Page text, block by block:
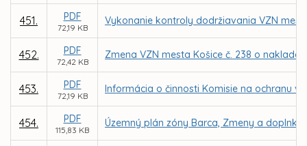
451. PDF
72,19 KB
Vykonanie kontroly dodržiavania VZN
452. PDF
72,42 KB
Zmena VZN mesta Košice č. 238 o
453. PDF
72,19 KB
Informácia o činnosti Komisie na ochranu
454. PDF
115,83 KB
Územný plán zóny Barca, Zmeny a doplnky